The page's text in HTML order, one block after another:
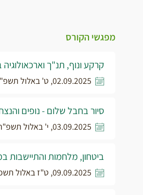
מפגשי הקורס
קרקע ונוף, תנ"ך
02.09.2025, ט' באלול תשפ"ה
סיור בחבל שלום - נופים
03.09.2025, י' באלול תשפ"ה
ביטחון, מלחמות והתיישבות
09.09.2025, ט"ז באלול תשפ"ה